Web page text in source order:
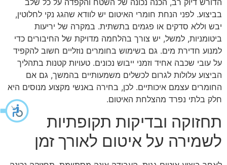
בביצוע. לפני הנחת חומרי האיטום יש לוודא שהגג נקי לחלוטין,
יבש וללא סדקים או פגמים בתשתית. במקרה של יריעות
ביטומניות, למשל, יש צורך בהלחמה מדויקת של החיבורים כדי
למנוע חדירת מים. גם בשימוש בחומרים נוזליים חשוב להקפיד
על עובי שכבה אחיד וזמני ייבוש נכונים. טעויות קטנות בתהליך
הביצוע עלולות לגרום לכשלים משמעותיים בהמשך, גם אם
החומרים עצמם איכותיים. לכן, בחירה באנשי מקצוע מנוסים היא
חלק בלתי נפרד מהצלחת האיטום.
תחזוקה ובדיקות תקופתיות
לשמירה על איטום לאורך זמן